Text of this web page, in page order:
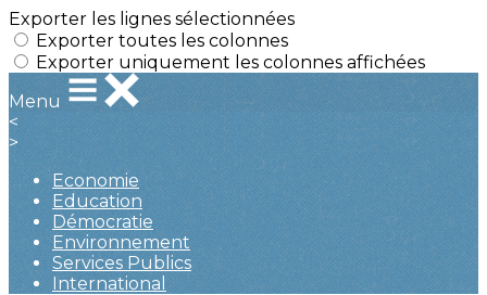
Exporter les lignes sélectionnées
Exporter toutes les colonnes
Exporter uniquement les colonnes affichées
Menu
<
>
Economie
Education
Démocratie
Environnement
Services Publics
International